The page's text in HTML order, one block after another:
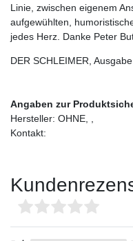
Linie, zwischen eigenem
aufgewühlten,
jedes Herz. Danke Peter
DER SCHLEIMER,
Angaben zur
Hersteller: OHNE, ,
Kontakt: